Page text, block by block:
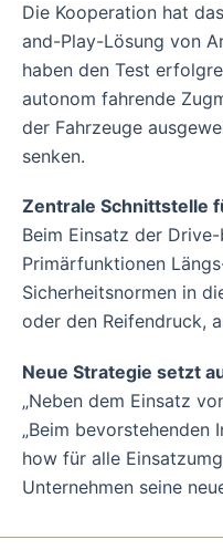
Die Kooperation hat
and-Play-Lösung von
haben den Test
autonom fahrende
der Fahrzeuge
senken.
Zentrale Schnittstelle
Beim Einsatz der
Primärfunktionen
Sicherheitsnormen in
oder den Reifendruck,
Neue Strategie setzt
„Neben dem Einsatz
„Beim bevorstehenden
how für alle
Unternehmen seine